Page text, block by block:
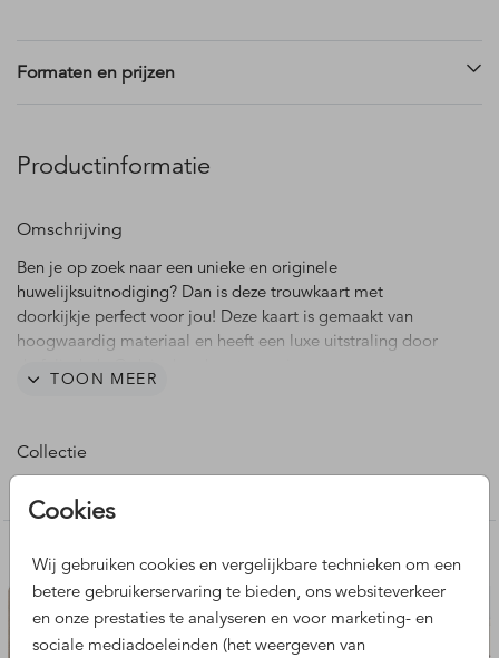
Cookies
Wij gebruiken cookies en vergelijkbare technieken om een
betere gebruikerservaring te bieden, ons websiteverkeer
en onze prestaties te analyseren en voor marketing- en
sociale mediadoeleinden (het weergeven van
Formaten en prijzen
Productinformatie
Omschrijving
Ben je op zoek naar een unieke en originele
huwelijksuitnodiging? Dan is deze trouwkaart met
doorkijkje perfect voor jou! Deze kaart is gemaakt van
hoogwaardig materiaal en heeft een luxe uitstraling door
waardoor het een uniek en origineel detail is. De bloemen,
TOON MEER
Collectie
Nog meer leuke ontwerpen
trouwkaart